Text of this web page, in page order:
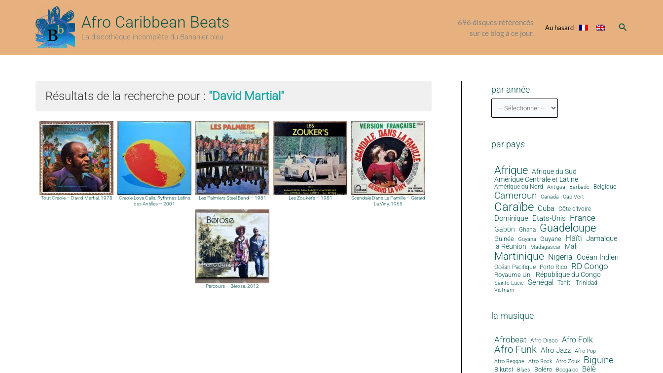
Afro Caribbean Beats
La discothèque incomplète du Bananier bleu
696 disques référencés
sur ce blog à ce jour.
Au hasard Rechercher
Résultats de la recherche pour : "David Martial"
Tout Créole – David Martial, 1978
Creole Love Calls, Rythmes Latins
des Antilles – 2001
Les Palmiers Steel Band – 1981 Les Zouker’s – 1981
Scandale Dans La Famille – Gérard
La Viny, 1965
Parcours – Bérose, 2012
par année
par pays
Afrique Afrique du Sud
Amérique Centrale et Latine
Amérique du Nord Antigua Barbade Belgique
Cameroun Canada Cap Vert
Caraïbe Cuba Côte d'Ivoire
Dominique Etats-Unis France
Gabon Ghana Guadeloupe
Guinée Guyana Guyane Haïti Jamaïque
la Réunion Madagascar Mali
Martinique Nigeria Océan Indien
Océan Pacifique Porto Rico RD Congo
Royaume Uni République du Congo
Sainte Lucie Sénégal Tahiti Trinidad
Vietnam
la musique
Afrobeat Afro Disco Afro Folk
Afro Funk Afro Jazz
Afro Pop
Afro Reggae
Afro Rock Afro Zouk Biguine
Bikutsi Blues Boléro Boogaloo Bèlè